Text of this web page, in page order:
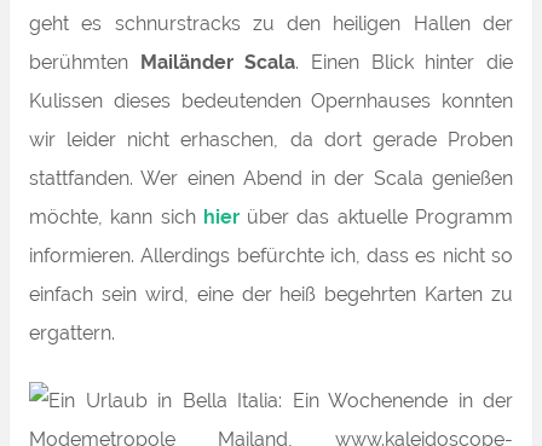
geht es schnurstracks zu den heiligen Hallen der
berühmten
Mailänder Scala. Einen Blick hinter die
Kulissen dieses bedeutenden Opernhauses konnten
wir leider nicht erhaschen, da dort gerade Proben
stattfanden. Wer einen Abend in der Scala genießen
möchte, kann sich hierüber das aktuelle Programm
informieren. Allerdings befürchte ich, dass es nicht so
einfach sein wird, eine der heiß begehrten Karten zu
ergattern.